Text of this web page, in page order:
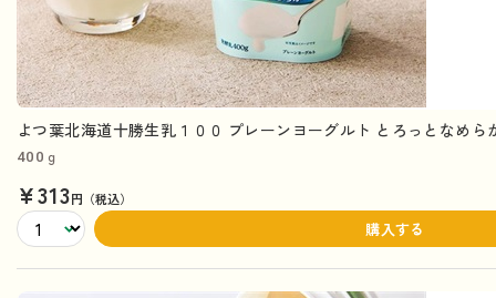
よつ葉北海道十勝生乳１００ プレーンヨーグルト とろっとなめら
400ｇ
¥313円（税込）
購入する